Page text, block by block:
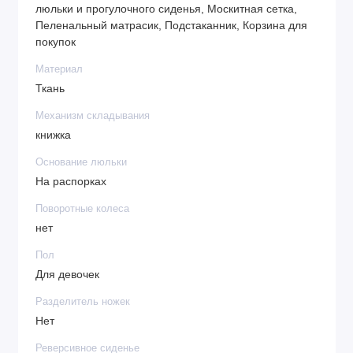
Диаметр задних колес: 25 см
Вес шасси с колесами: 6,75 кг
Полный вес коляски: 11 кг
Комплектация:
прогулочный блок
бампер
капор
люльки и прогулочного сиденья, Москитная сетка,
Пеленальный матрасик, Подстаканник, Корзина для
покупок
Материал
Ткань
Механизм складывания
книжка
Основание люльки
На распорках
Поворотные колеса
нет
Пол
Для девочек
Разделитель ножек
Нет
Реверсивное сиденье